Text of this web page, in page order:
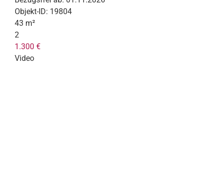
Objekt-ID: 19804
43 m²
2
1.300 €
Video